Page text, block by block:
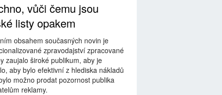
vůči čemu jsou
listy opakem
obsahem současných novin je
zpravodajství zpracované
zaujalo široké publikum, aby je
aby bylo efektivní z hlediska nákladů
možno prodat pozornost publika
reklamy.